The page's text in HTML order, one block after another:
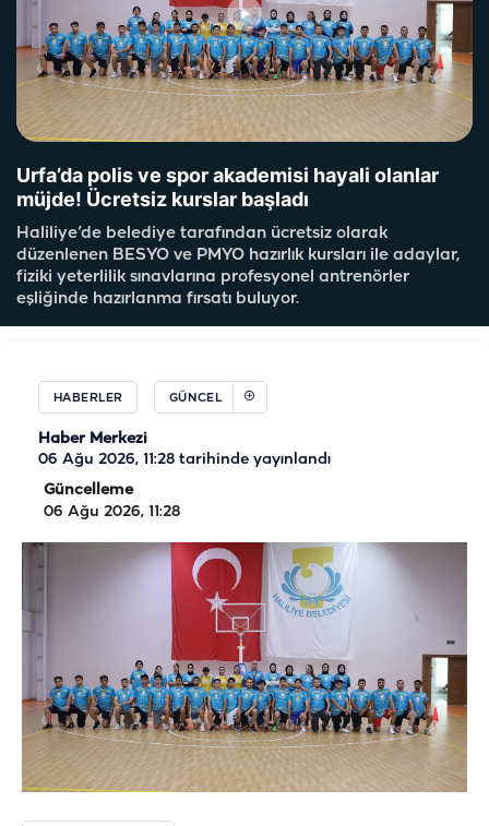
Urfa’da polis ve spor akademisi hayali olanlar
müjde! Ücretsiz kurslar başladı
Haliliye’de belediye tarafından ücretsiz olarak
düzenlenen BESYO ve PMYO hazırlık kursları ile adaylar,
fiziki yeterlilik sınavlarına profesyonel antrenörler
eşliğinde hazırlanma fırsatı buluyor.
HABERLER GÜNCEL
Haber Merkezi
06 Ağu 2026, 11:28 tarihinde yayınlandı
Güncelleme
06 Ağu 2026, 11:28